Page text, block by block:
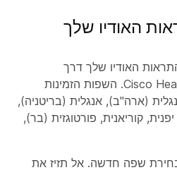
האודיו שלך
האודיו שלך דרך
האפליקציה לנייד של Cisco Headsets. השפות הזמינות
(ארה"ב), אנגלית (בריטניה),
קוריאנית, פורטוגזית (בר),
שפה חדשה. אל תזיז את